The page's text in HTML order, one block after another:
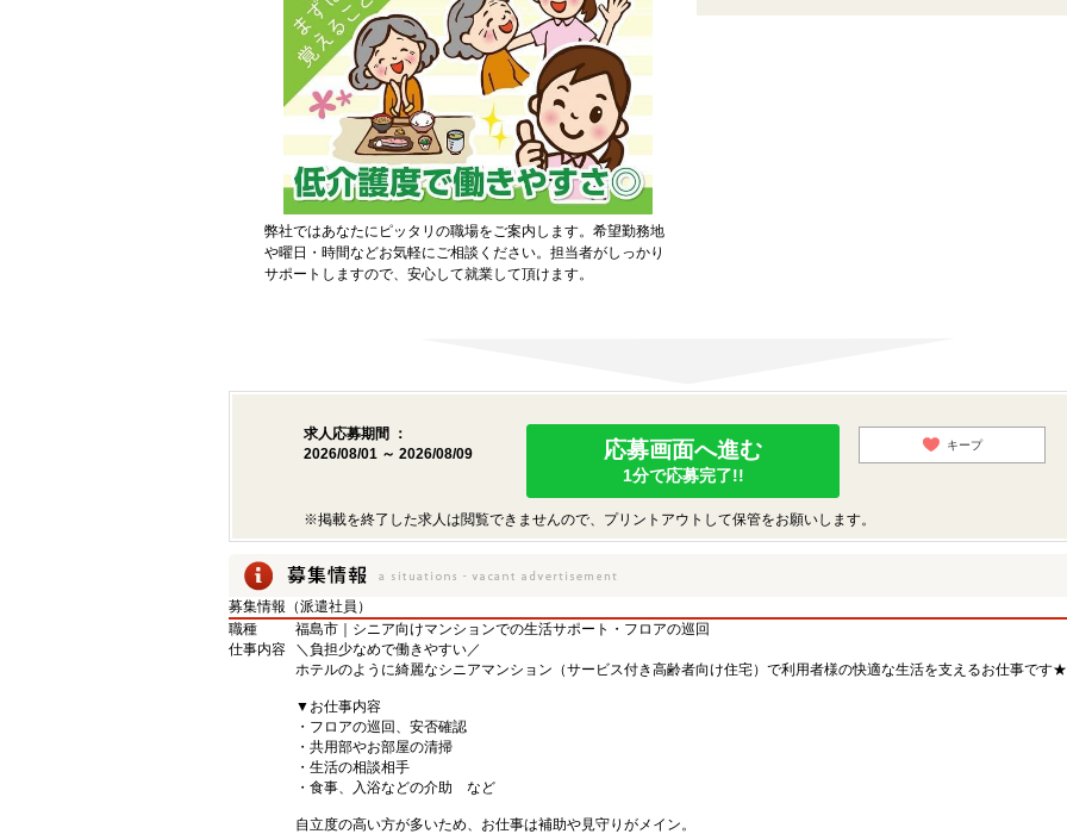
弊社ではあなたにピッタリの職場をご案内します。希望勤務地
や曜日・時間などお気軽にご相談ください。担当者がしっかり
サポートしますので、安心して就業して頂けます。
求人応募期間 ：
2026/08/01 ～ 2026/08/09
応募画面へ進む
1分で応募完了!!
キープ
※掲載を終了した求人は閲覧できませんので、プリントアウトして保管をお願いします。
募集情報（派遣社員）
職種
福島市｜シニア向けマンションでの生活サポート・フロアの巡回
仕事内容
＼負担少なめで働きやすい／
ホテルのように綺麗なシニアマンション（サービス付き高齢者向け住宅）で利用者様の快適な生活を支えるお仕事です★
▼お仕事内容
・フロアの巡回、安否確認
・共用部やお部屋の清掃
・生活の相談相手
・食事、入浴などの介助 など
自立度の高い方が多いため、お仕事は補助や見守りがメイン。